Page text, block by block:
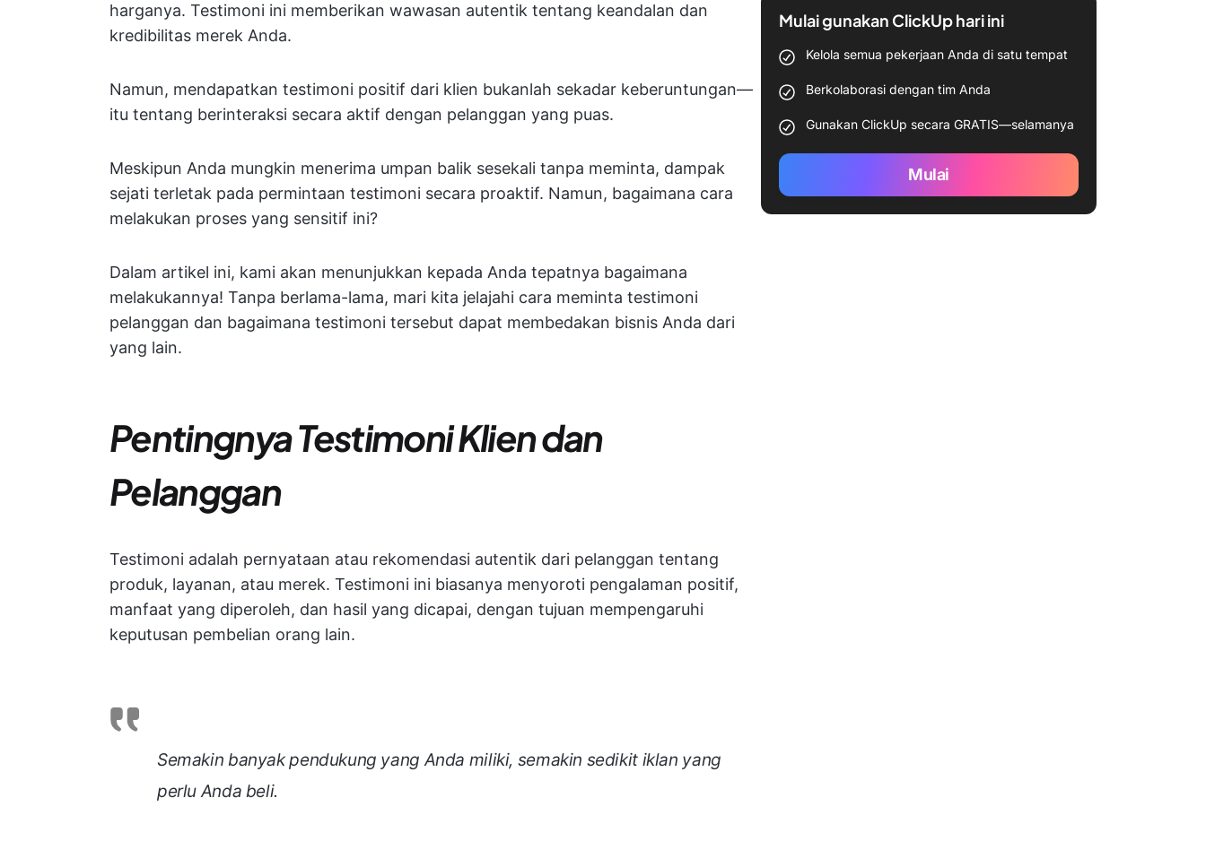
harganya. Testimoni ini memberikan wawasan autentik tentang keandalan dan
kredibilitas merek Anda.
Namun, mendapatkan testimoni positif dari klien bukanlah sekadar keberuntungan—
itu tentang berinteraksi secara aktif dengan pelanggan yang puas.
Meskipun Anda mungkin menerima umpan balik sesekali tanpa meminta, dampak
sejati terletak pada permintaan testimoni secara proaktif. Namun, bagaimana cara
melakukan proses yang sensitif ini?
Dalam artikel ini, kami akan menunjukkan kepada Anda tepatnya bagaimana
melakukannya! Tanpa berlama-lama, mari kita jelajahi cara meminta testimoni
pelanggan dan bagaimana testimoni tersebut dapat membedakan bisnis Anda dari
yang lain.
Pentingnya Testimoni Klien dan
Pelanggan
Testimoni adalah pernyataan atau rekomendasi autentik dari pelanggan tentang
produk, layanan, atau merek. Testimoni ini biasanya menyoroti pengalaman positif,
manfaat yang diperoleh, dan hasil yang dicapai, dengan tujuan mempengaruhi
keputusan pembelian orang lain.
Semakin banyak pendukung yang Anda miliki, semakin sedikit iklan yang
perlu Anda beli.
Mulai gunakan ClickUp hari ini
Kelola semua pekerjaan Anda di satu tempat
Berkolaborasi dengan tim Anda
Gunakan ClickUp secara GRATIS—selamanya
Mulai